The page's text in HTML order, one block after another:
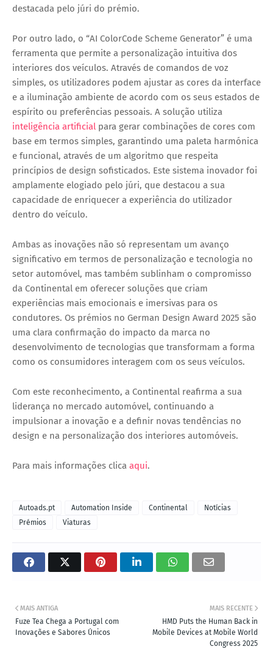
destacada pelo júri do prémio.
Por outro lado, o “AI ColorCode Scheme Generator” é uma
ferramenta que permite a personalização intuitiva dos
interiores dos veículos. Através de comandos de voz
simples, os utilizadores podem ajustar as cores da interface
e a iluminação ambiente de acordo com os seus estados de
espírito ou preferências pessoais. A solução utiliza
inteligência artificial para gerar combinações de cores com
base em termos simples, garantindo uma paleta harmónica
e funcional, através de um algoritmo que respeita
princípios de design sofisticados. Este sistema inovador foi
amplamente elogiado pelo júri, que destacou a sua
capacidade de enriquecer a experiência do utilizador
dentro do veículo.
Ambas as inovações não só representam um avanço
significativo em termos de personalização e tecnologia no
setor automóvel, mas também sublinham o compromisso
da Continental em oferecer soluções que criam
experiências mais emocionais e imersivas para os
condutores. Os prémios no German Design Award 2025 são
uma clara confirmação do impacto da marca no
desenvolvimento de tecnologias que transformam a forma
como os consumidores interagem com os seus veículos.
Com este reconhecimento, a Continental reafirma a sua
liderança no mercado automóvel, continuando a
impulsionar a inovação e a definir novas tendências no
design e na personalização dos interiores automóveis.
Para mais informações clica aqui.
Autoads.pt Automation Inside Continental
Notícias
Prémios
Viaturas
MAIS RECENTE
HMD Puts the Human Back in
Mobile Devices at Mobile World
Congress 2025
MAIS ANTIGA
Fuze Tea Chega a Portugal com
Inovações e Sabores Únicos